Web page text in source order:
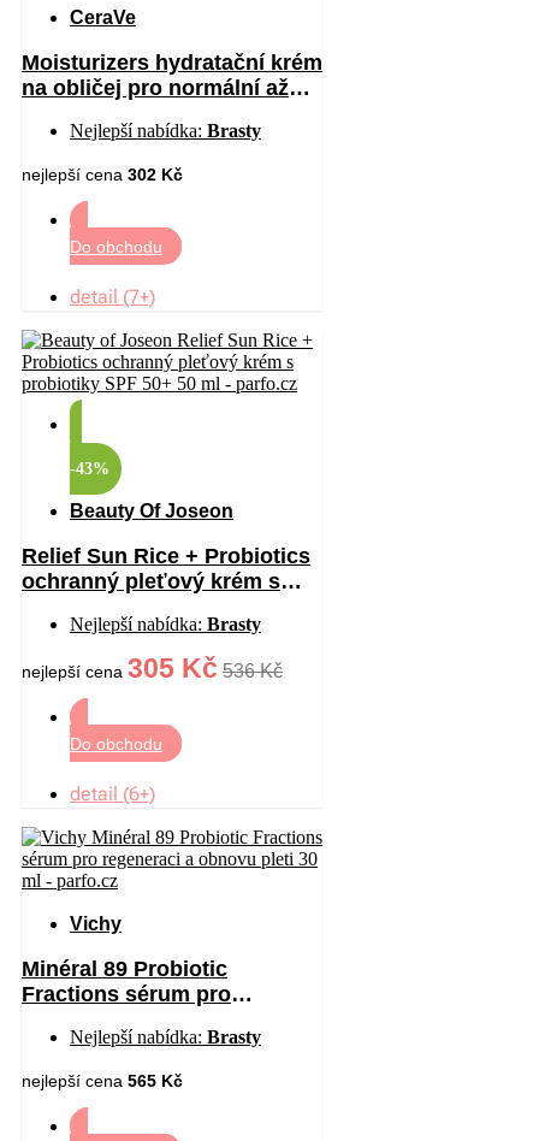
CeraVe
Moisturizers hydratační krém
na obličej pro normální až
Nejlepší nabídka: Brasty
nejlepší cena 302 Kč
Do obchodu
detail (7+)
-43%
Beauty Of Joseon
Relief Sun Rice + Probiotics
ochranný pleťový krém s
Nejlepší nabídka: Brasty
nejlepší cena 305 Kč 536 Kč
Do obchodu
detail (6+)
Vichy
Minéral 89 Probiotic
Fractions sérum pro
Nejlepší nabídka: Brasty
nejlepší cena 565 Kč